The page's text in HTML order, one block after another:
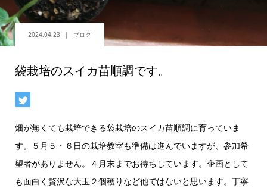
2024.04.23 ブログ
袋栽培のスイカ苗順調です。
畑が無くても栽培できる袋栽培のスイカ苗順調に育っていま
す。５月５・６日の栽培教室も準備は進んでいますが、参加希
望者がありません。４月末までお待ちしています。企画として
も面白く贅沢な大玉２個穫りなど他ではないと思います。丁寧